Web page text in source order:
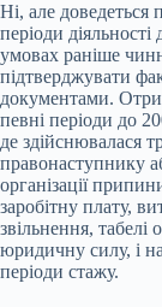
Ні, але доведеться
періоди
умовах раніше
підтверджувати
документами.
певні періоди до
де здійснювалася
правонаступнику
організації
заробітну плату,
звільнення, табелі
юридичну силу, і
періоди стажу.